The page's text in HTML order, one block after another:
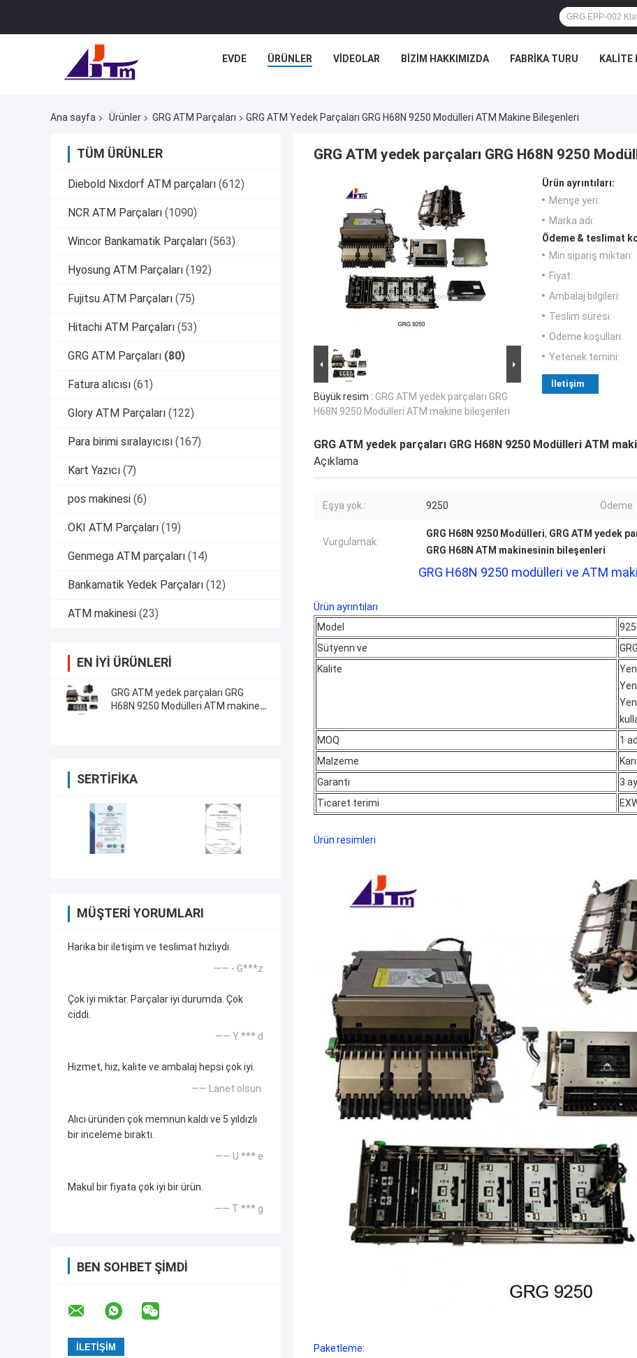
EVDE ÜRÜNLER VIDEOLAR BIZIM HAKKIMIZDA FABRIKA TURU KALITE
Ana sayfa Ürünler GRG ATM Parçaları GRG ATM Yedek Parçaları GRG H68N 9250 Modülleri ATM Makine Bileşenleri
TÜM ÜRÜNLER
Diebold Nixdorf ATM parçaları (612)
NCR ATM Parçaları (1090)
Wincor Bankamatik Parçaları (563)
Hyosung ATM Parçaları (192)
Fujitsu ATM Parçaları (75)
Hitachi ATM Parçaları (53)
GRG ATM Parçaları (80)
Fatura alıcısı (61)
Glory ATM Parçaları (122)
Para birimi sıralayıcısı (167)
Kart Yazıcı (7)
pos makinesi (6)
OKI ATM Parçaları (19)
Genmega ATM parçaları (14)
Bankamatik Yedek Parçaları (12)
ATM makinesi (23)
EN IYI ÜRÜNLERI
GRG ATM yedek parçaları GRG
H68N 9250 Modülleri ATM makine
SERTIFIKA
MÜŞTERI YORUMLARI
Harika bir iletişim ve teslimat hızlıydı.
—— - G***z
Çok iyi miktar. Parçalar iyi durumda. Çok
ciddi.
—— Y *** d
Hizmet, hız, kalite ve ambalaj hepsi çok iyi.
—— Lanet olsun.
Alıcı üründen çok memnun kaldı ve 5 yıldızlı
bir inceleme bıraktı.
—— U *** e
Makul bir fiyata çok iyi bir ürün.
—— T *** g
BEN SOHBET ŞIMDI
GRG ATM yedek parçaları GRG H68N 9250
Büyük resim : GRG ATM yedek parçaları GRG
H68N 9250 Modülleri ATM makine bileşenleri
Ürün ayrıntıları:
Menşe yeri:
Marka adı:
Ödeme & teslimat
Min sipariş miktarı:
Fiyat:
Ambalaj bilgileri:
Teslim süresi:
Ödeme koşulları:
Yetenek temini:
İletişim
GRG ATM yedek parçaları GRG H68N 9250 Modülleri ATM
Açıklama
Eşya yok.: 9250 Ödeme:
Vurgulamak:
GRG H68N 9250 Modülleri, GRG ATM yedek
GRG H68N ATM makinesinin bileşenleri
GRG H68N 9250 modülleri ve ATM
Ürün ayrıntıları
Model
Sütyenn ve
GRG
Kalite
MOQ
1
Malzeme
Garanti
3 ay
Ticaret terimi
Ürün resimleri
Paketleme: